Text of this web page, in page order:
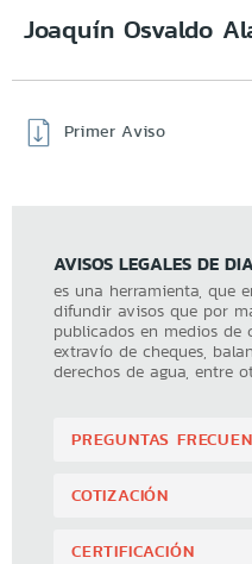
Joaquín Osvaldo
Primer Aviso
AVISOS LEGALES DE
es una herramienta, que
difundir avisos que por
publicados en medios de
extravío de cheques,
derechos de agua, entre
PREGUNTAS
COTIZACIÓN
CERTIFICACIÓN